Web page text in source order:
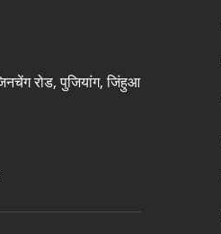
रोड, पुजियांग, जिंहुआ